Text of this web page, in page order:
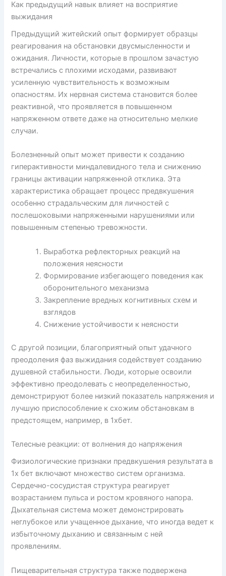
Как предыдущий навык влияет на восприятие
выжидания
Предыдущий житейский опыт формирует образцы
реагирования на обстановки двусмысленности и
ожидания. Личности, которые в прошлом зачастую
встречались с плохими исходами, развивают
усиленную чувствительность к возможным
опасностям. Их нервная система становится более
реактивной, что проявляется в повышенном
напряженном ответе даже на относительно мелкие
случаи.
Болезненный опыт может привести к созданию
гиперактивности миндалевидного тела и снижению
границы активации напряженной отклика. Эта
характеристика обращает процесс предвкушения
особенно страдальческим для личностей с
послешоковыми напряженными нарушениями или
повышенным степенью тревожности.
Выработка рефлекторных реакций на
положения неясности
Формирование избегающего поведения как
оборонительного механизма
Закрепление вредных когнитивных схем и
взглядов
Снижение устойчивости к неясности
С другой позиции, благоприятный опыт удачного
преодоления фаз выжидания содействует созданию
душевной стабильности. Люди, которые освоили
эффективно преодолевать с неопределенностью,
демонстрируют более низкий показатель напряжения и
лучшую приспособление к схожим обстановкам в
предстоящем, например, в 1хбет.
Телесные реакции: от волнения до напряжения
Физиологические признаки предвкушения результата в
1х бет включают множество систем организма.
Сердечно-сосудистая структура реагирует
возрастанием пульса и ростом кровяного напора.
Дыхательная система может демонстрировать
неглубокое или учащенное дыхание, что иногда ведет к
избыточному дыханию и связанным с ней
проявлениям.
Пищеварительная структура также подвержена